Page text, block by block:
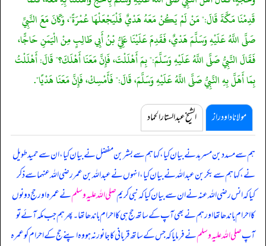
قَدِمْنَا مَكَّةَ قَالَ:" مَنْ لَمْ يَكُنْ مَعَهُ هَدْيٌ فَلْيَجْعَلْهَا عُمْرَةً"، وَكَانَ مَعَ النَّبِيِّ
صَلَّى اللَّهُ عَلَيْهِ وَسَلَّمَ هَدْيٌ، فَقَدِمَ عَلَيْنَا عَلِيُّ بْنُ أَبِي طَالِبٍ مِنْ الْيَمَنِ حَاجًّا،
فَقَالَ النَّبِيُّ صَلَّى اللَّهُ عَلَيْهِ وَسَلَّمَ:" بِمَ أَهْلَلْتَ، فَإِنَّ مَعَنَا أَهْلَكَ؟" قَالَ: أَهْلَلْتُ
بِمَا أَهَلَّ بِهِ النَّبِيُّ صَلَّى اللَّهُ عَلَيْهِ وَسَلَّمَ، قَالَ:" فَأَمْسِكْ، فَإِنَّ مَعَنَا هَدْيًا".
مولانا داود راز الشیخ عبدالستار الحماد
ہم سے مسدد بن مسرہد نے بیان کیا، کہا ہم سے بشر بن مفضل نے بیان کیا، ان سے حمید طویل
نے، کہا ہم سے بکر بن عبداللہ نے بیان کیا، انہوں نے عبداللہ بن عمر رضی اللہ عنہما سے ذکر
کیا کہ انس رضی اللہ عنہ نے ان سے بیان کیا کہنبی کریمصلی اللہ علیہ وسلمنے عمرہ اور حج دونوں
کا احرام باندھا تھا اور ہم نے بھی آپ کے ساتھ حج ہی کا احرام باندھا تھا۔ پھر ہم جب مکہ آئے تو
آپصلی اللہ علیہ وسلمنے فرمایا کہ جس کے ساتھ قربانی کا جانور نہ ہو وہ اپنے حج کے احرام کو عمرہ